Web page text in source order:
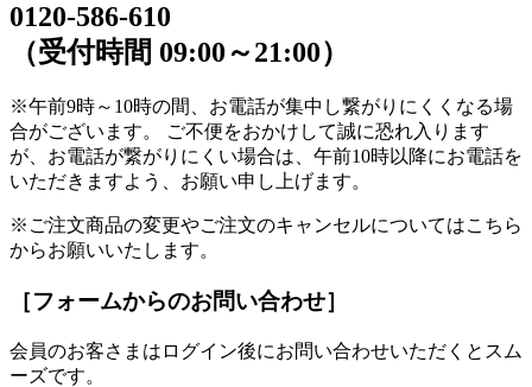
0120-586-610
（受付時間 09:00～21:00）
※午前9時～10時の間、お電話が集中し繋がりにくくなる場
合がございます。 ご不便をおかけして誠に恐れ入ります
が、お電話が繋がりにくい場合は、午前10時以降にお電話を
いただきますよう、お願い申し上げます。
※ご注文商品の変更やご注文のキャンセルについてはこちら
からお願いいたします。
［フォームからのお問い合わせ］
会員のお客さまはログイン後にお問い合わせいただくとスム
ーズです。